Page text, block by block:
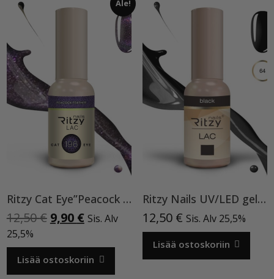
Ale!
Ritzy Cat Eye”Peacock feather”196, geelilakka
12,50€ Alkuperäinen
oli:
12,50 €.
9,90 €Nykyinen
on:
9,90 €.
Sis. Alv
25,5%
Lisää ostoskoriin
Ritzy Nails UV/LED gel polish ”Black” 64, 9ml, geelilakka TPO vapaa
12,50 € Sis. Alv 25,5%
Lisää ostoskoriin